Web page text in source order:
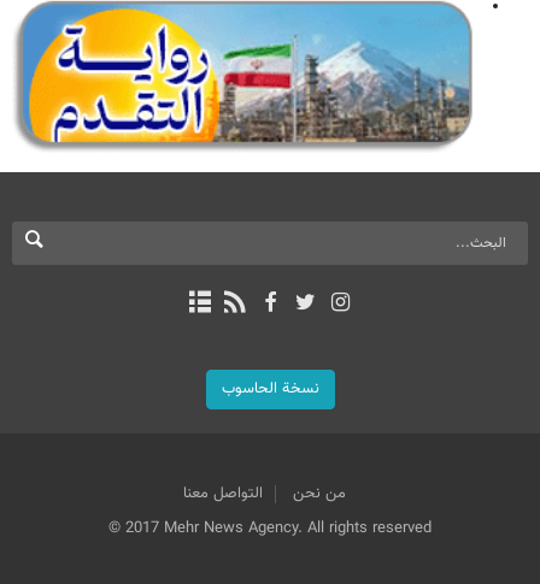
نسخة الحاسوب
من نحن
التواصل معنا
© 2017 Mehr News Agency. All rights reserved